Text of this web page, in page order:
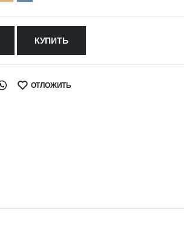
КУПИТЬ
ОТЛОЖИТЬ